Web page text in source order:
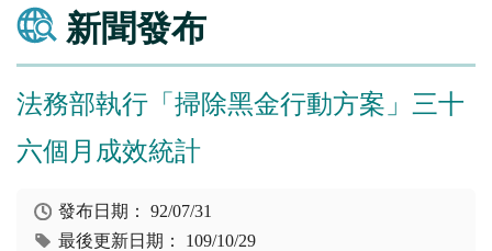
新聞發布
法務部執行「掃除黑金行動方案」三十
六個月成效統計
發布日期：92/07/31
最後更新日期： 109/10/29